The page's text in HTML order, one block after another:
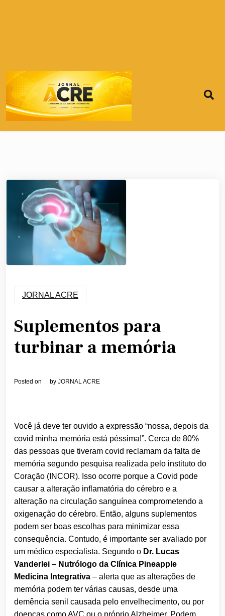
JORNAL ACRE
Suplementos para
turbinar a memória
Posted on by JORNAL ACRE
Você já deve ter ouvido a expressão “nossa, depois da
covid minha memória está péssima!”. Cerca de 80%
das pessoas que tiveram covid reclamam da falta de
memória segundo pesquisa realizada pelo instituto do
Coração (INCOR). Isso ocorre porque a Covid pode
causar a alteração inflamatória do cérebro e a
alteração na circulação sanguínea comprometendo a
oxigenação do cérebro. Então, alguns suplementos
podem ser boas escolhas para minimizar essa
consequência. Contudo, é importante ser avaliado por
um médico especialista. Segundo o Dr. Lucas
Vanderlei – Nutrólogo da Clínica Pineapple
Medicina Integrativa – alerta que as alterações de
memória podem ter várias causas, desde uma
demência senil causada pelo envelhecimento, ou por